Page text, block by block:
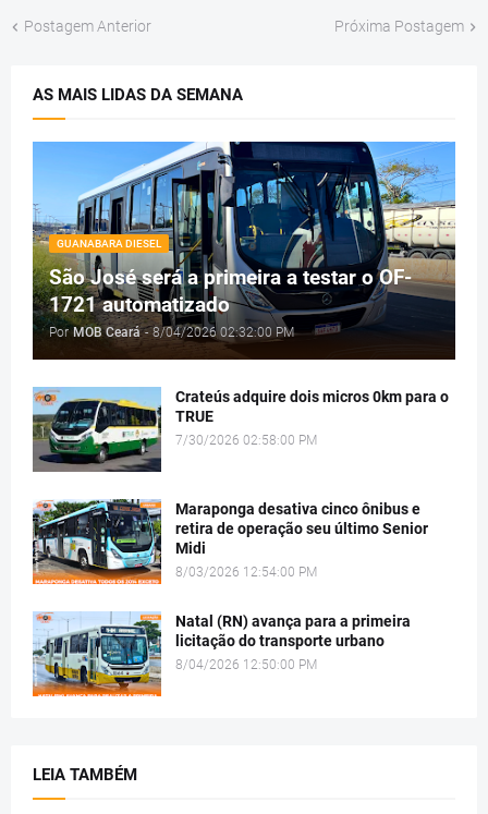
Postagem Anterior Próxima Postagem
AS MAIS LIDAS DA SEMANA
GUANABARA DIESEL
São José será a primeira a testar o OF-
1721 automatizado
Por MOB Ceará - 8/04/2026 02:32:00 PM
Crateús adquire dois micros 0km para o
TRUE
7/30/2026 02:58:00 PM
Maraponga desativa cinco ônibus e
retira de operação seu último Senior
Midi
8/03/2026 12:54:00 PM
Natal (RN) avança para a primeira
licitação do transporte urbano
8/04/2026 12:50:00 PM
LEIA TAMBÉM